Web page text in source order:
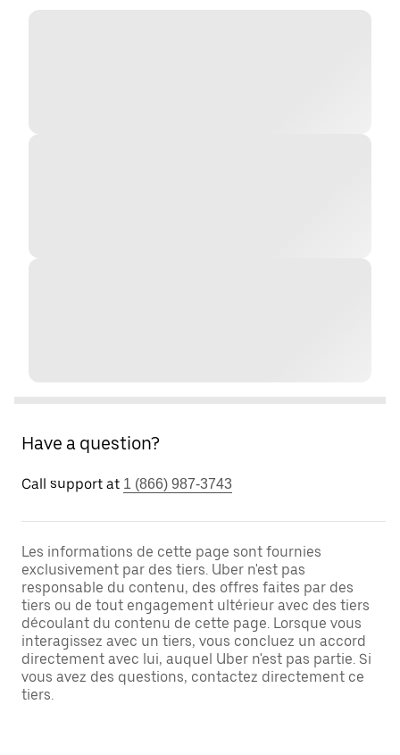
Have a question?
Call support at 1 (866) 987-3743
Les informations de cette page sont fournies
exclusivement par des tiers. Uber n'est pas
responsable du contenu, des offres faites par des
tiers ou de tout engagement ultérieur avec des tiers
découlant du contenu de cette page. Lorsque vous
interagissez avec un tiers, vous concluez un accord
directement avec lui, auquel Uber n'est pas partie. Si
vous avez des questions, contactez directement ce
tiers.